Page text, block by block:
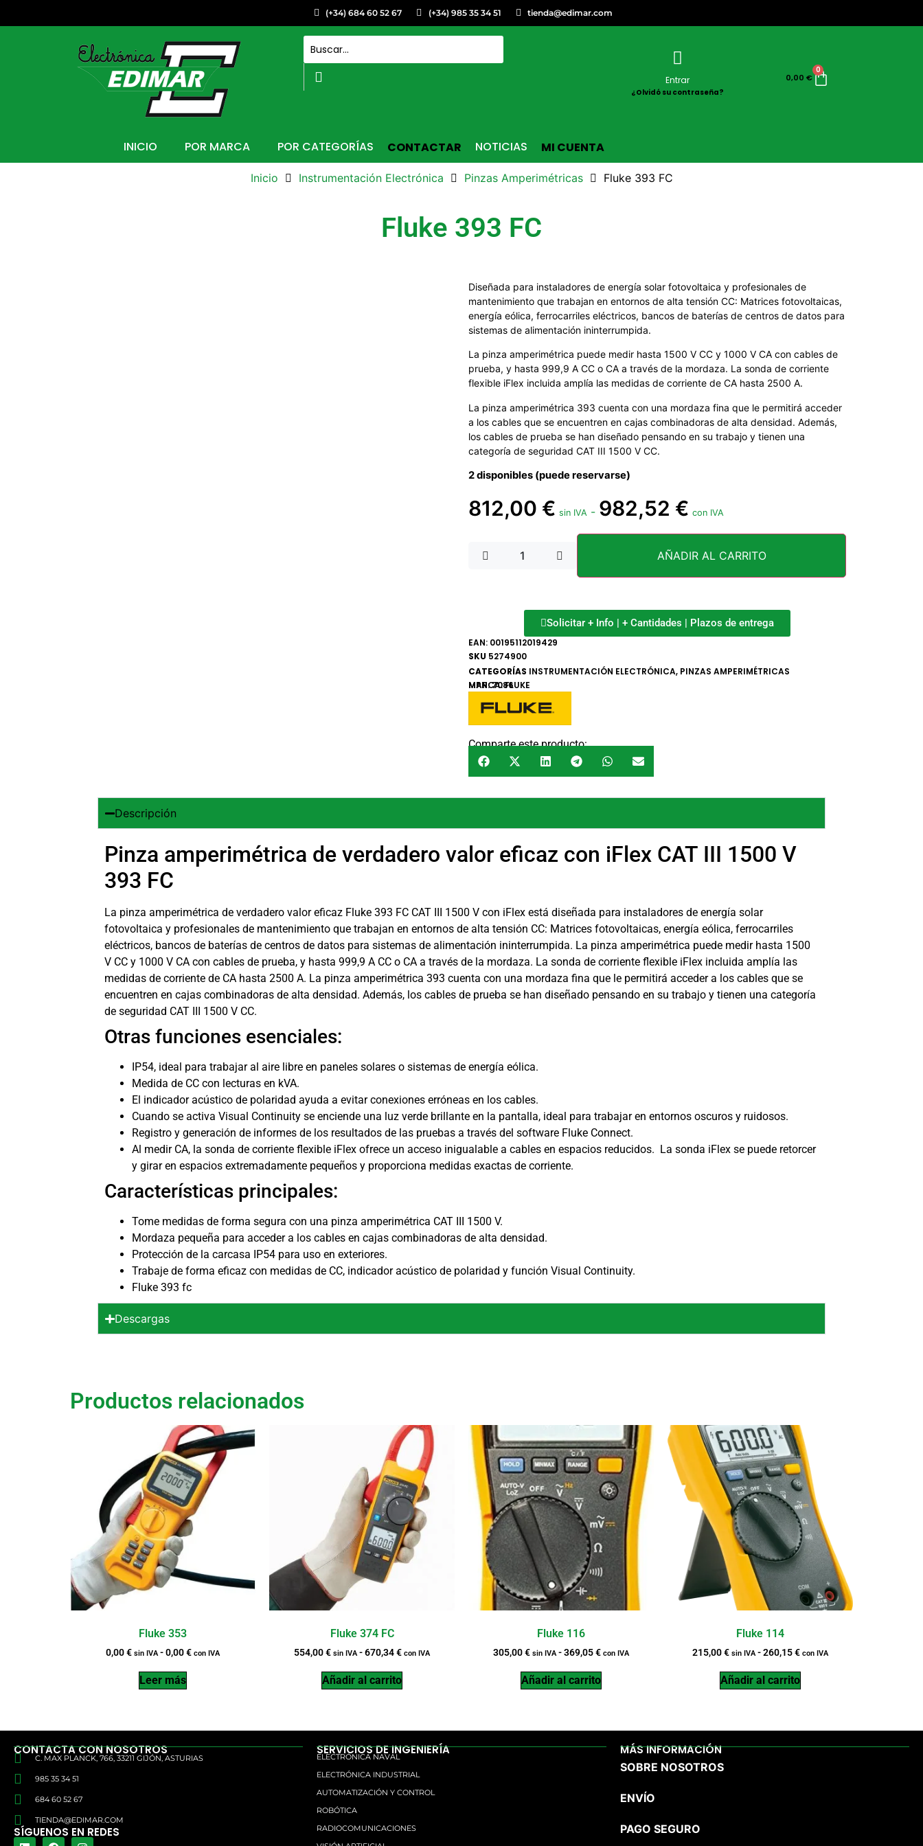
(+34) 684 60 52 67 (+34) 985 35 34 51 tienda@edimar.com
Entrar
¿Olvidó su contraseña?
0,00 €
0
INICIO POR MARCA POR CATEGORÍAS CONTACTAR NOTICIAS MI CUENTA
Inicio Instrumentación Electrónica Pinzas Amperimétricas Fluke 393 FC
Fluke 393 FC
Diseñada para instaladores de energía solar fotovoltaica y profesionales de
mantenimiento que trabajan en entornos de alta tensión CC: Matrices fotovoltaicas,
energía eólica, ferrocarriles eléctricos, bancos de baterías de centros de datos para
sistemas de alimentación ininterrumpida.
La pinza amperimétrica puede medir hasta 1500 V CC y 1000 V CA con cables de
prueba, y hasta 999,9 A CC o CA a través de la mordaza. La sonda de corriente
flexible iFlex incluida amplía las medidas de corriente de CA hasta 2500 A.
La pinza amperimétrica 393 cuenta con una mordaza fina que le permitirá acceder
a los cables que se encuentren en cajas combinadoras de alta densidad. Además,
los cables de prueba se han diseñado pensando en su trabajo y tienen una
categoría de seguridad CAT III 1500 V CC.
2 disponibles (puede reservarse)
812,00 € sin IVA - 982,52 € con IVA
AÑADIR AL CARRITO
Solicitar + Info | + Cantidades | Plazos de entrega
EAN: 00195112019429
SKU 5274900
CATEGORÍAS INSTRUMENTACIÓN ELECTRÓNICA, PINZAS AMPERIMÉTRICAS
MARCA:FLUKE
MPN: 7086
Comparte este producto:
Descripción
Pinza amperimétrica de verdadero valor eficaz con iFlex CAT III 1500 V
393 FC
La pinza amperimétrica de verdadero valor eficaz Fluke 393 FC CAT III 1500 V con iFlex está diseñada para instaladores de energía solar
fotovoltaica y profesionales de mantenimiento que trabajan en entornos de alta tensión CC: Matrices fotovoltaicas, energía eólica, ferrocarriles
eléctricos, bancos de baterías de centros de datos para sistemas de alimentación ininterrumpida. La pinza amperimétrica puede medir hasta 1500
V CC y 1000 V CA con cables de prueba, y hasta 999,9 A CC o CA a través de la mordaza. La sonda de corriente flexible iFlex incluida amplía las
medidas de corriente de CA hasta 2500 A. La pinza amperimétrica 393 cuenta con una mordaza fina que le permitirá acceder a los cables que se
encuentren en cajas combinadoras de alta densidad. Además, los cables de prueba se han diseñado pensando en su trabajo y tienen una categoría
de seguridad CAT III 1500 V CC.
Otras funciones esenciales:
IP54, ideal para trabajar al aire libre en paneles solares o sistemas de energía eólica.
Medida de CC con lecturas en kVA.
El indicador acústico de polaridad ayuda a evitar conexiones erróneas en los cables.
Cuando se activa Visual Continuity se enciende una luz verde brillante en la pantalla, ideal para trabajar en entornos oscuros y ruidosos.
Registro y generación de informes de los resultados de las pruebas a través del software Fluke Connect.
Al medir CA, la sonda de corriente flexible iFlex ofrece un acceso inigualable a cables en espacios reducidos. La sonda iFlex se puede retorcer
y girar en espacios extremadamente pequeños y proporciona medidas exactas de corriente.
Características principales:
Tome medidas de forma segura con una pinza amperimétrica CAT III 1500 V.
Mordaza pequeña para acceder a los cables en cajas combinadoras de alta densidad.
Protección de la carcasa IP54 para uso en exteriores.
Trabaje de forma eficaz con medidas de CC, indicador acústico de polaridad y función Visual Continuity.
Fluke 393 fc
Descargas
Productos relacionados
Fluke 353
0,00€ sin IVA-0,00€ con IVA
Leer más
Fluke 374 FC
554,00€ sin IVA-670,34€ con IVA
Añadir al carrito
Fluke 116
305,00€ sin IVA-369,05€ con IVA
Añadir al carrito
Fluke 114
215,00€ sin IVA-260,15€ con IVA
Añadir al carrito
CONTACTA CON NOSOTROS
C. MAX PLANCK, 766, 33211 GIJÓN, ASTURIAS
985 35 34 51
684 60 52 67
TIENDA@EDIMAR.COM
SÍGUENOS EN REDES
SERVICIOS DE INGENIERÍA
ELECTRÓNICA NAVAL
ELECTRÓNICA INDUSTRIAL
AUTOMATIZACIÓN Y CONTROL
ROBÓTICA
RADIOCOMUNICACIONES
MÁS INFORMACIÓN
SOBRE NOSOTROS
ENVÍO
PAGO SEGURO